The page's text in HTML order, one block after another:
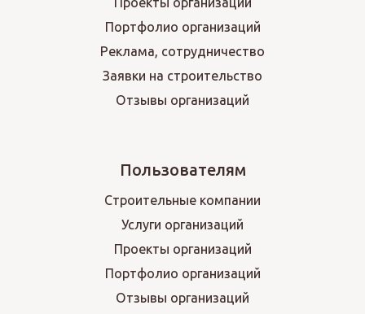
Портфолио организаций
Реклама, сотрудничество
Заявки на строительство
Отзывы организаций
Пользователям
Строительные компании
Услуги организаций
Проекты организаций
Портфолио организаций
Отзывы организаций